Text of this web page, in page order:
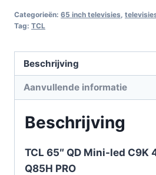
Categorieën: 65 inch televisies
Tag: TCL
Beschrijving
Aanvullende informatie
Beschrijving
TCL 65″ QD Mini-led C9K
Q85H PRO